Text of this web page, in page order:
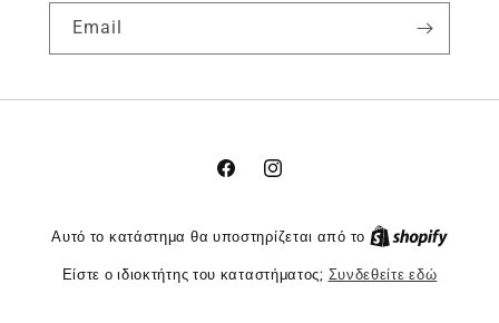
Email
FacebookInstagram
Αυτό το κατάστημα θα υποστηρίζεται από το
Είστε ο ιδιοκτήτης του καταστήματος; Συνδεθείτε εδώ